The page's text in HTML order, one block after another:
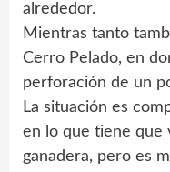
alrededor.
Mientras tanto
Cerro Pelado, en
perforación de un
La situación es
en lo que tiene que
ganadera, pero es